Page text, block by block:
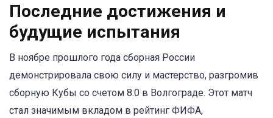
Последние достижения и
будущие испытания
В ноябре прошлого года сборная России
демонстрировала свою силу и мастерство, разгромив
сборную Кубы со счетом 8:0 в Волгограде. Этот матч
стал значимым вкладом в рейтинг ФИФА,